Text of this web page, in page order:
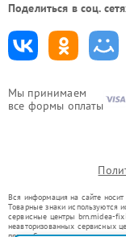
Мы принимаем
все формы оплаты
Поделиться в соц.
Вся информация на сайте
Товарные знаки используются
сервисные центры brn.midea-
неавторизованных сервисных